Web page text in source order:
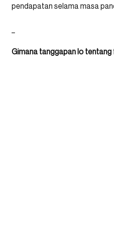
pendapatan selama masa
Gimana tanggapan lo